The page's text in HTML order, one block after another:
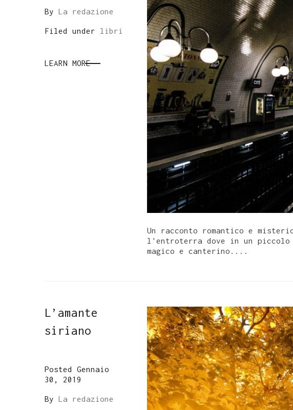
By La redazione
Filed under libri
LEARN MORE
Un racconto romantico e
l'entroterra dove in un piccolo
magico e canterino....
L’amante
siriano
Posted Gennaio
30, 2019
By La redazione